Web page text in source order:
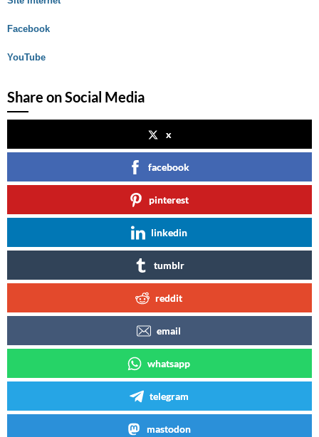
Facebook
YouTube
Share on Social Media
x
facebook
pinterest
linkedin
tumblr
reddit
email
whatsapp
telegram
mastodon